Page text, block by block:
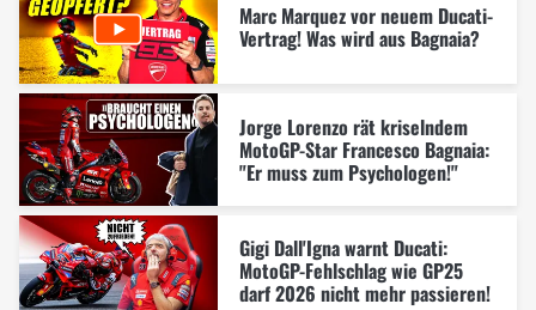
Marc Marquez vor neuem Ducati-
Vertrag! Was wird aus Bagnaia?
Jorge Lorenzo rät kriselndem
MotoGP-Star Francesco Bagnaia:
"Er muss zum Psychologen!"
Gigi Dall'Igna warnt Ducati:
MotoGP-Fehlschlag wie GP25
darf 2026 nicht mehr passieren!